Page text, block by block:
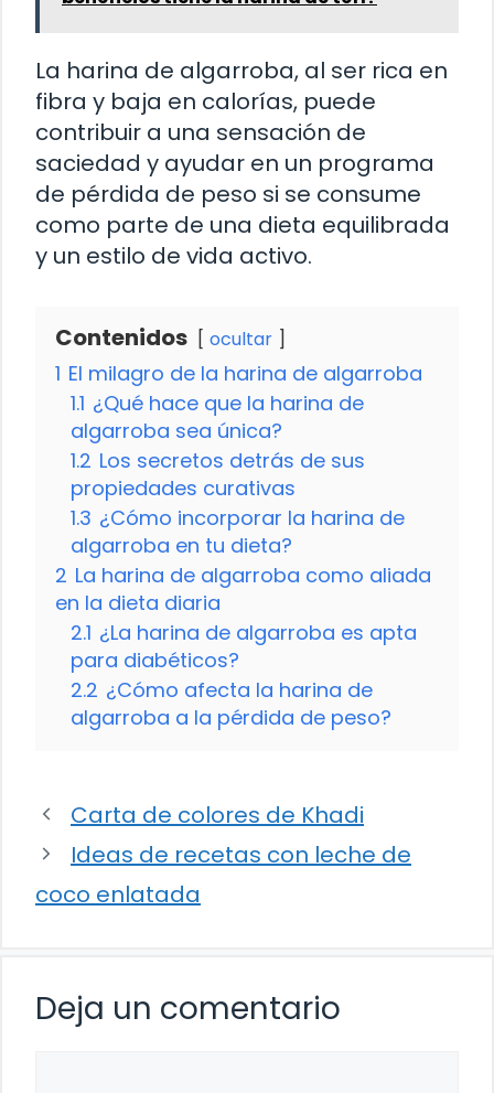
La harina de algarroba, al ser rica en
fibra y baja en calorías, puede
contribuir a una sensación de
saciedad y ayudar en un programa
de pérdida de peso si se consume
como parte de una dieta equilibrada
y un estilo de vida activo.
Contenidos ocultar
1 El milagro de la harina de algarroba
1.1 ¿Qué hace que la harina de
algarroba sea única?
1.2 Los secretos detrás de sus
propiedades curativas
1.3 ¿Cómo incorporar la harina de
algarroba en tu dieta?
2 La harina de algarroba como aliada
en la dieta diaria
2.1 ¿La harina de algarroba es apta
para diabéticos?
2.2 ¿Cómo afecta la harina de
algarroba a la pérdida de peso?
Carta de colores de Khadi
Ideas de recetas con leche de
coco enlatada
Deja un comentario